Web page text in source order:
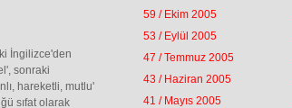
İngilizce'den
sonraki
hareketli, mutlu'
sıfat olarak
59 / Ekim 2005
53 / Eylül 2005
47 / Temmuz 2005
43 / Haziran 2005
41 / Mayıs 2005